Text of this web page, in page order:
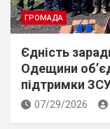
ГРОМАДА
Єдність
Одещини
підтримки
07/29/2026